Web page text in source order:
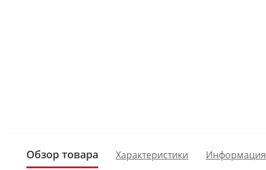
Обзор товара Характеристики Информация